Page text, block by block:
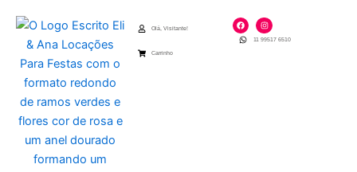
para
conteúdo
Olá, Visitante!
Carrinho
F
a
c
e
I
n
s
t
11 99517 6510